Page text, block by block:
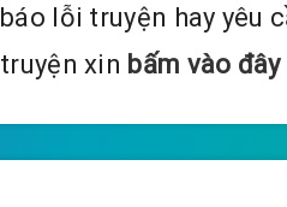
báo lỗi truyện hay yêu
truyện xin bấm vào đây